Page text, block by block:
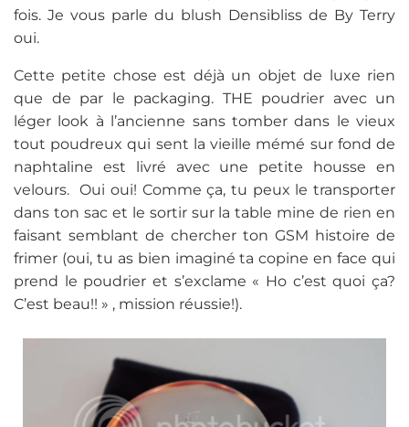
fois. Je vous parle du blush Densibliss de By Terry
oui.
Cette petite chose est déjà un objet de luxe rien
que de par le packaging. THE poudrier avec un
léger look à l’ancienne sans tomber dans le vieux
tout poudreux qui sent la vieille mémé sur fond de
naphtaline est livré avec une petite housse en
velours. Oui oui! Comme ça, tu peux le transporter
dans ton sac et le sortir sur la table mine de rien en
faisant semblant de chercher ton GSM histoire de
frimer (oui, tu as bien imaginé ta copine en face qui
prend le poudrier et s’exclame « Ho c’est quoi ça?
C’est beau!! » , mission réussie!).